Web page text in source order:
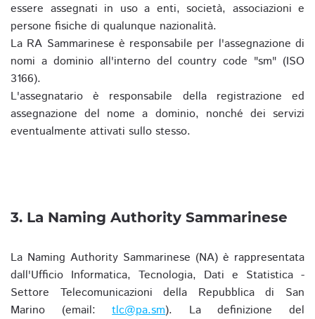
essere assegnati in uso a enti, società, associazioni e
persone fisiche di qualunque nazionalità.
La RA Sammarinese è responsabile per l'assegnazione di
nomi a dominio all'interno del country code "sm" (ISO
3166).
L'assegnatario è responsabile della registrazione ed
assegnazione del nome a dominio, nonché dei servizi
eventualmente attivati sullo stesso.
3. La Naming Authority Sammarinese
La Naming Authority Sammarinese (NA) è rappresentata
dall'Ufficio Informatica, Tecnologia, Dati e Statistica -
Settore Telecomunicazioni della Repubblica di San
Marino (email:tlc@pa.sm). La definizione del